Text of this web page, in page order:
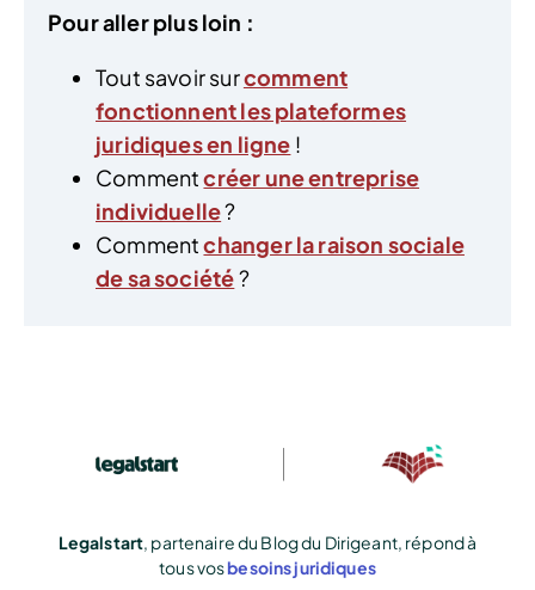
Pour aller plus loin :
Tout savoir surcomment
fonctionnent les plateformes
juridiques en ligne !
Commentcréer une entreprise
individuelle?
Commentchanger la raison sociale
de sa société?
Legalstart, partenaire du Blog du Dirigeant, répond à
tous vosbesoins juridiques